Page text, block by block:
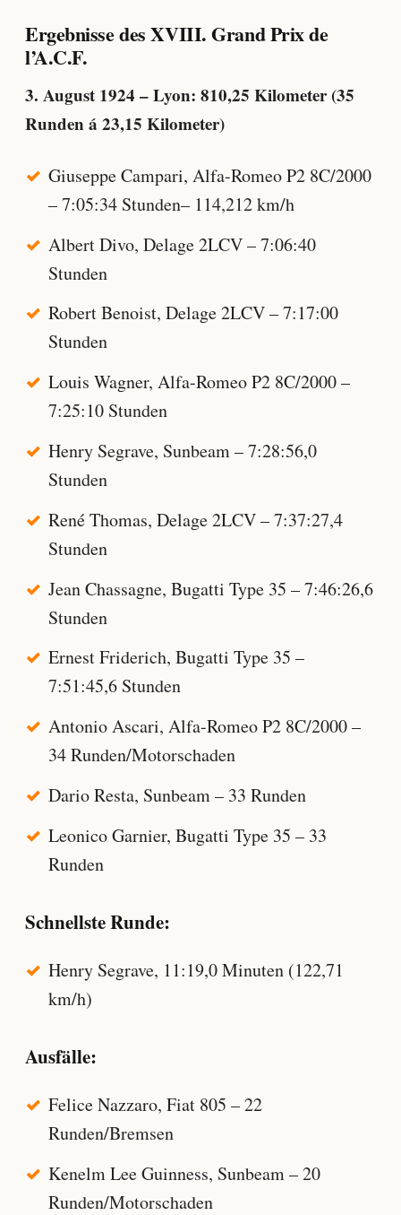
Ergebnisse des XVIII. Grand Prix de
l’A.C.F.
3. August 1924 – Lyon: 810,25 Kilometer (35
Runden á 23,15 Kilometer)
Giuseppe Campari, Alfa-Romeo P2 8C/2000
– 7:05:34 Stunden– 114,212 km/h
Albert Divo, Delage 2LCV – 7:06:40
Stunden
Robert Benoist, Delage 2LCV – 7:17:00
Stunden
Louis Wagner, Alfa-Romeo P2 8C/2000 –
7:25:10 Stunden
Henry Segrave, Sunbeam – 7:28:56,0
Stunden
René Thomas, Delage 2LCV – 7:37:27,4
Stunden
Jean Chassagne, Bugatti Type 35 – 7:46:26,6
Stunden
Ernest Friderich, Bugatti Type 35 –
7:51:45,6 Stunden
Antonio Ascari, Alfa-Romeo P2 8C/2000 –
34 Runden/Motorschaden
Dario Resta, Sunbeam – 33 Runden
Leonico Garnier, Bugatti Type 35 – 33
Runden
Schnellste Runde:
Henry Segrave, 11:19,0 Minuten (122,71
km/h)
Ausfälle:
Felice Nazzaro, Fiat 805 – 22
Runden/Bremsen
Kenelm Lee Guinness, Sunbeam – 20
Runden/Motorschaden